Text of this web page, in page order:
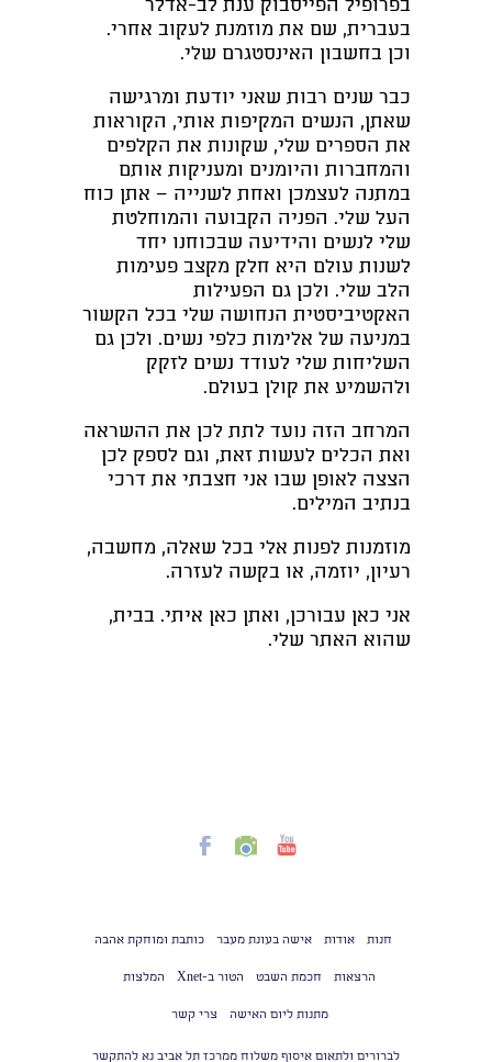
בפרופיל הפייסבוק ענת לב-אדלר
בעברית, שם את מוזמנת לעקוב אחרי.
וכן בחשבון האינסטגרם שלי.
כבר שנים רבות שאני יודעת ומרגישה
שאתן, הנשים המקיפות אותי, הקוראות
את הספרים שלי, שקונות את הקלפים
והמחברות והיומנים ומעניקות אותם
במתנה לעצמכן ואחת לשנייה – אתן כוח
העל שלי. הפניה הקבועה והמוחלטת
שלי לנשים והידיעה שבכוחנו יחד
לשנות עולם היא חלק מקצב פעימות
הלב שלי. ולכן גם הפעילות
האקטיביסטית הנחושה שלי בכל הקשור
במניעה של אלימות כלפי נשים. ולכן גם
השליחות שלי לעודד נשים לזקק
ולהשמיע את קולן בעולם.
המרחב הזה נועד לתת לכן את ההשראה
ואת הכלים לעשות זאת, וגם לספק לכן
הצצה לאופן שבו אני חצבתי את דרכי
בנתיב המילים.
מוזמנות לפנות אלי בכל שאלה, מחשבה,
רעיון, יוזמה, או בקשה לעזרה.
אני כאן עבורכן, ואתן כאן איתי. בבית,
שהוא האתר שלי.
חנות אודות אישה בעונת מעבר כותבת ומוחקת אהבה
הרצאות חכמת השבט הטור ב-Xnet המלצות
מתנות ליום האישה צרי קשר
לברורים ולתאום איסוף משלוח ממרכז תל אביב נא להתקשר